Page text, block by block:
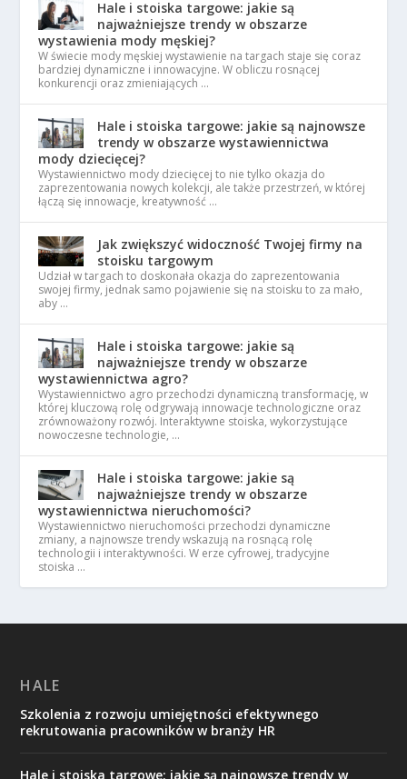
Hale i stoiska targowe: jakie są
najważniejsze trendy w obszarze
wystawienia mody męskiej?
W świecie mody męskiej wystawienie na targach staje się coraz
bardziej dynamiczne i innowacyjne. W obliczu rosnącej
konkurencji oraz zmieniających …
Hale i stoiska targowe: jakie są najnowsze
trendy w obszarze wystawiennictwa
mody dziecięcej?
Wystawiennictwo mody dziecięcej to nie tylko okazja do
zaprezentowania nowych kolekcji, ale także przestrzeń, w której
łączą się innowacje, kreatywność …
Jak zwiększyć widoczność Twojej firmy na
stoisku targowym
Udział w targach to doskonała okazja do zaprezentowania
swojej firmy, jednak samo pojawienie się na stoisku to za mało,
aby …
Hale i stoiska targowe: jakie są
najważniejsze trendy w obszarze
wystawiennictwa agro?
Wystawiennictwo agro przechodzi dynamiczną transformację, w
której kluczową rolę odgrywają innowacje technologiczne oraz
zrównoważony rozwój. Interaktywne stoiska, wykorzystujące
nowoczesne technologie, …
Hale i stoiska targowe: jakie są
najważniejsze trendy w obszarze
wystawiennictwa nieruchomości?
Wystawiennictwo nieruchomości przechodzi dynamiczne
zmiany, a najnowsze trendy wskazują na rosnącą rolę
technologii i interaktywności. W erze cyfrowej, tradycyjne
stoiska …
HALE
Szkolenia z rozwoju umiejętności efektywnego
rekrutowania pracowników w branży HR
Hale i stoiska targowe: jakie są najnowsze trendy w